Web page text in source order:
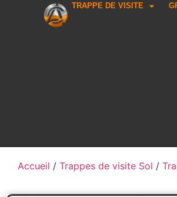
TRAPPE DE VISITE
Accueil / Trappes de visite Sol /